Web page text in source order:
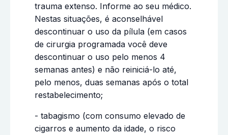
trauma extenso. Informe ao seu médico.
Nestas situações, é aconselhável
descontinuar o uso da pílula (em casos
de cirurgia programada você deve
descontinuar o uso pelo menos 4
semanas antes) e não reiniciá-lo até,
pelo menos, duas semanas após o total
restabelecimento;
- tabagismo (com consumo elevado de
cigarros e aumento da idade, o risco